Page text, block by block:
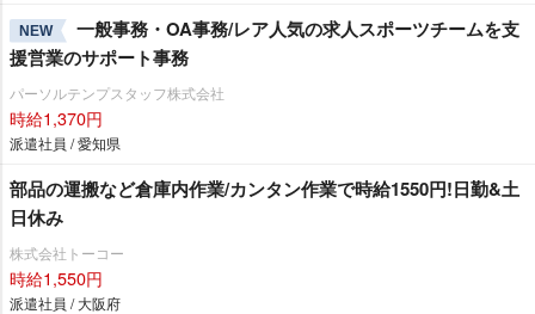
NEW
一般事務・OA事務/レア人気の求人スポーツチームを支
援営業のサポート事務
パーソルテンプスタッフ株式会社
時給1,370円
派遣社員 / 愛知県
部品の運搬など倉庫内作業/カンタン作業で時給1550円!日勤&土
日休み
株式会社トーコー
時給1,550円
派遣社員 / 大阪府